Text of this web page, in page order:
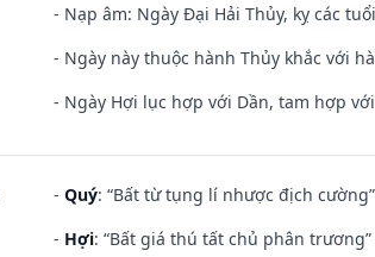
- Nạp âm: Ngày Đại Hải Thủy, kỵ các
- Ngày này thuộc hành Thủy khắc với
- Ngày Hợi lục hợp với Dần, tam hợp
- Quý: “Bất từ tụng lí nhược địch
- Hợi: “Bất giá thú tất chủ phân